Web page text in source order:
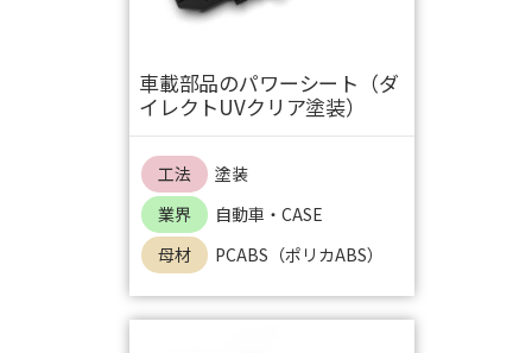
車載部品のパワーシート（ダ
イレクトUVクリア塗装）
工法
塗装
業界
自動車・CASE
母材
PCABS（ポリカABS）